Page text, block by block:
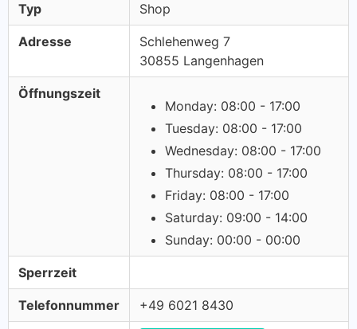
Typ Shop
Adresse
Schlehenweg 7
30855 Langenhagen
Öffnungszeit
Monday: 08:00 - 17:00
Tuesday: 08:00 - 17:00
Wednesday: 08:00 - 17:00
Thursday: 08:00 - 17:00
Friday: 08:00 - 17:00
Saturday: 09:00 - 14:00
Sunday: 00:00 - 00:00
Sperrzeit
Telefonnummer +49 6021 8430